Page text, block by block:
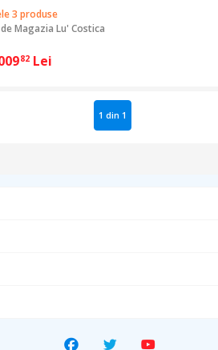
3 produse
Magazia Lu' Costica
82 Lei
1 din 1